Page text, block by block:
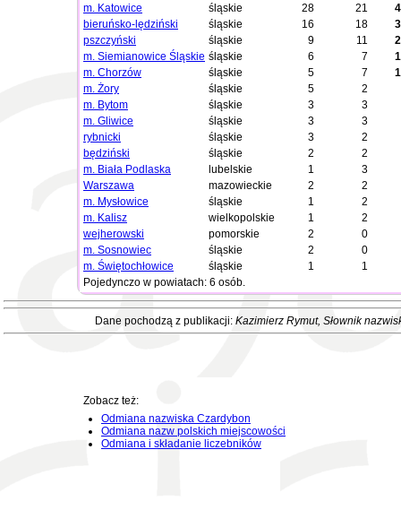
m. Katowice
śląskie 28 21
bieruńsko-lędziński
śląskie 16 18
pszczyński
śląskie 9 11
m. Siemianowice Śląskie śląskie 6 7
m. Chorzów
śląskie 5 7
m. Żory
śląskie 5
2
m. Bytom
śląskie 3
3
m. Gliwice
śląskie 3
3
rybnicki
śląskie 3
2
będziński
śląskie 2
2
m. Biała Podlaska
lubelskie 1
3
Warszawa
mazowieckie 2
2
m. Mysłowice
śląskie 1
2
m. Kalisz
wielkopolskie 1
2
wejherowski
pomorskie 2
0
m. Sosnowiec
śląskie 2
0
m. Świętochłowice
śląskie 1
1
Pojedynczo w powiatach: 6 osób.
Dane pochodzą z publikacji: Kazimierz Rymut, Słownik
Zobacz też:
Odmiana nazwiska Czardybon
Odmiana nazw polskich miejscowości
Odmiana i składanie liczebników